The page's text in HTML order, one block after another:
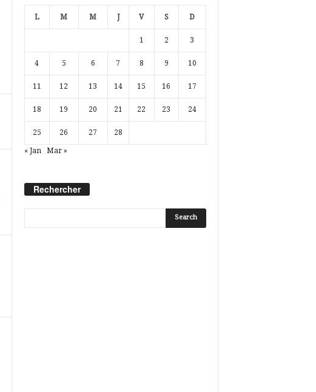
L M M J V S D
1 2 3
4 5 6 7 8 9 10
11 12 13 14 15 16 17
18 19 20 21 22 23 24
25 26 27 28
« Jan Mar »
Rechercher